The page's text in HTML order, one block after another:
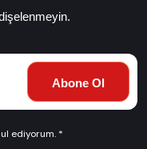
Abone Ol
ediyorum. *